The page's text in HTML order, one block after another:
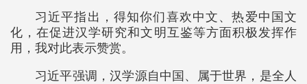
习近平指出，得知你们喜欢中文、热爱中国文
化，在促进汉学研究和文明互鉴等方面积极发挥作
用，我对此表示赞赏。
习近平强调，汉学源自中国、属于世界，是全人